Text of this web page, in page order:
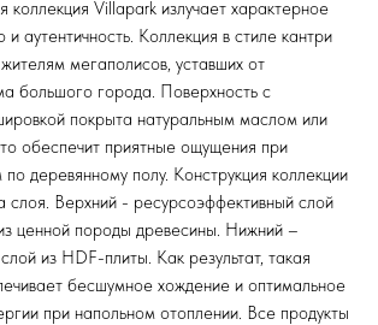
Villapark излучает характерное
аутентичность. Коллекция в стиле кантри
мегаполисов, уставших от
большого города. Поверхность с
покрыта натуральным маслом или
обеспечит приятные ощущения при
деревянному полу. Конструкция коллекции
слоя. Верхний - ресурсоэффективный слой
ценной породы древесины. Нижний –
из HDF-плиты. Как результат, такая
бесшумное хождение и оптимальное
при напольном отоплении. Все продукты